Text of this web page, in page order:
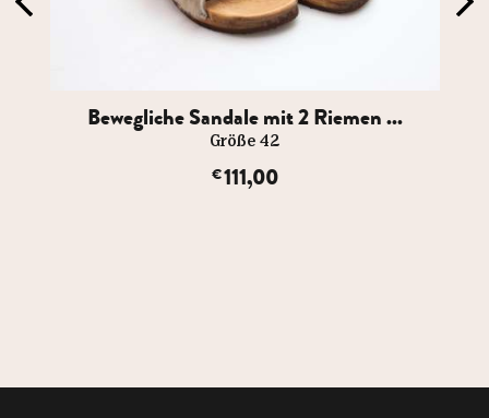
Bewegliche Sandale mit 2 Riemen ...
Größe 42
€111,00